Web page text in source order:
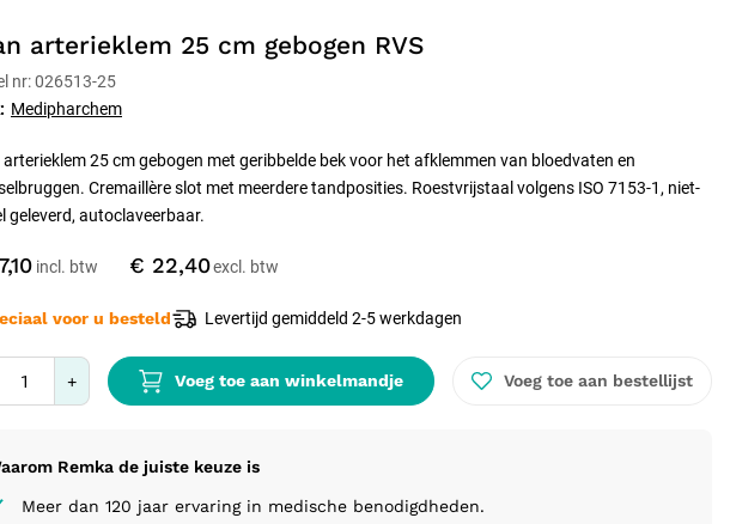
arterieklem 25 cm gebogen RVS
€ 22,40
+ Voeg toe aan winkelmandje Voeg toe aan bestellijst
Medipharchem
Remka de juiste keuze is
Meer dan 120 jaar ervaring in medische benodigdheden.
nr: 026513-25
voor u besteld Levertijd gemiddeld 2-5 werkdagen
arterieklem 25 cm gebogen met geribbelde bek voor het afklemmen van bloedvaten en
Cremaillère slot met meerdere tandposities. Roestvrijstaal volgens ISO 7153-1, niet-
geleverd, autoclaveerbaar.